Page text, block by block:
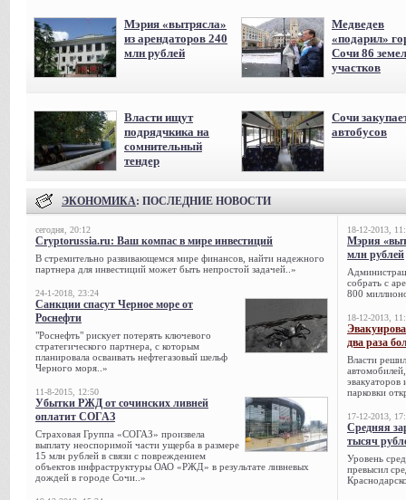
Мэрия «вытрясла»
из арендаторов 240
млн рублей
Медведев
«подарил»
Сочи 86
участков
Власти ищут
подрядчкика на
сомнительный
тендер
Сочи
автобусов
ЭКОНОМИКА: ПОСЛЕДНИЕ НОВОСТИ
сегодня, 20:12
Cryptorussia.ru: Ваш компас в мире инвестиций
В стремительно развивающемся мире финансов, найти надежного
партнера для инвестиций может быть непростой задачей..»
24-1-2018, 23:24
Санкции спасут Черное море от
Роснефти
"Роснефть" рискует потерять ключевого
стратегического партнера, с которым
планировала осваивать нефтегазовый шельф
Черного моря..»
11-8-2015, 12:50
Убытки РЖД от сочинских ливней
оплатит СОГАЗ
Страховая Группа «СОГАЗ» произвела
выплату неоспоримой части ущерба в размере
15 млн рублей в связи с повреждением
объектов инфраструктуры ОАО «РЖД» в результате ливневых
дождей в городе Сочи..»
18-12-2013,
Мэрия
млн рублей
собрать с
800
18-12-2013,
два раза
Власти
парковки
17-12-2013,
Средняя
тысяч
Уровень
превысил